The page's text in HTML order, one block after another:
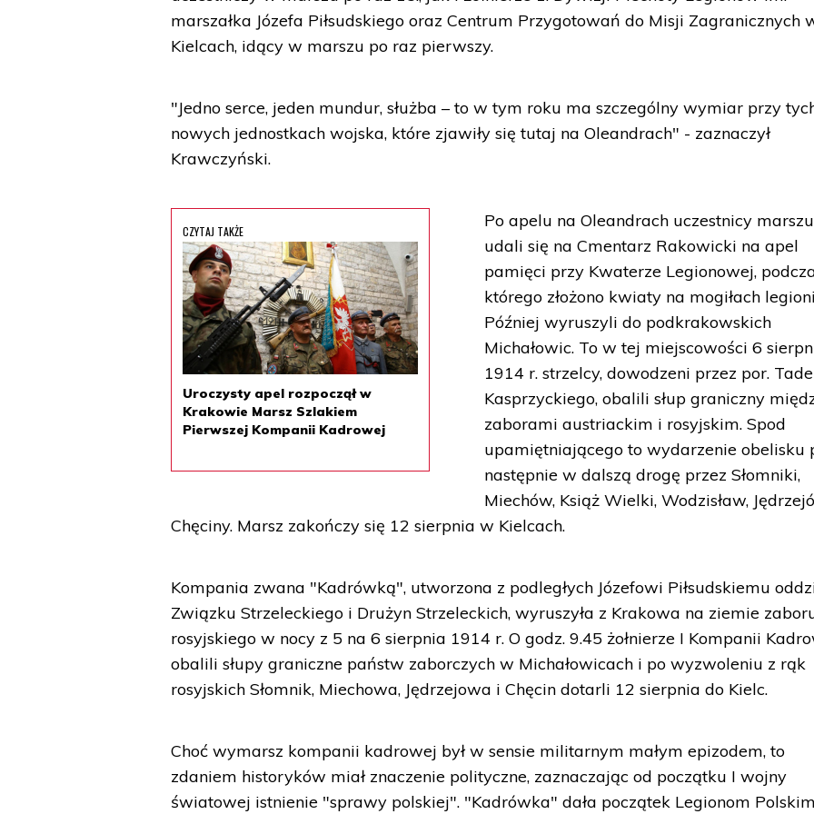
marszałka Józefa Piłsudskiego oraz Centrum Przygotowań do Misji Zagranicznych
Kielcach, idący w marszu po raz pierwszy.
"Jedno serce, jeden mundur, służba – to w tym roku ma szczególny wymiar przy
nowych jednostkach wojska, które zjawiły się tutaj na Oleandrach" - zaznaczył
Krawczyński.
CZYTAJ TAKŻE
Uroczysty apel rozpoczął w
Krakowie Marsz Szlakiem
Pierwszej Kompanii Kadrowej
Po apelu na Oleandrach uczestnicy marszu
udali się na Cmentarz Rakowicki na apel
pamięci przy Kwaterze Legionowej,
którego złożono kwiaty na mogiłach
Później wyruszyli do podkrakowskich
Michałowic. To w tej miejscowości 6
1914 r. strzelcy, dowodzeni przez por.
Kasprzyckiego, obalili słup graniczny
zaborami austriackim i rosyjskim. Spod
upamiętniającego to wydarzenie obelisku
następnie w dalszą drogę przez Słomniki,
Miechów, Książ Wielki, Wodzisław,
Chęciny. Marsz zakończy się 12 sierpnia w Kielcach.
Kompania zwana "Kadrówką", utworzona z podległych Józefowi Piłsudskiemu
Związku Strzeleckiego i Drużyn Strzeleckich, wyruszyła z Krakowa na ziemie
rosyjskiego w nocy z 5 na 6 sierpnia 1914 r. O godz. 9.45 żołnierze I Kompanii
obalili słupy graniczne państw zaborczych w Michałowicach i po wyzwoleniu z rąk
rosyjskich Słomnik, Miechowa, Jędrzejowa i Chęcin dotarli 12 sierpnia do Kielc.
Choć wymarsz kompanii kadrowej był w sensie militarnym małym epizodem, to
zdaniem historyków miał znaczenie polityczne, zaznaczając od początku I wojny
światowej istnienie "sprawy polskiej". "Kadrówka" dała początek Legionom